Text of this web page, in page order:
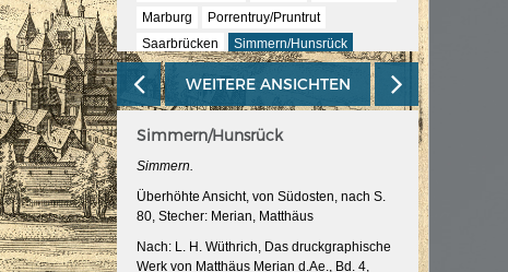
Marburg
Porrentruy/Pruntrut
Saarbrücken
Simmern/Hunsrück
Speyer
Wetzlar
WEITERE ANSICHTEN
Simmern/Hunsrück
Simmern.
Überhöhte Ansicht, von Südosten, nach S.
80, Stecher: Merian, Matthäus
Nach: L. H. Wüthrich, Das druckgraphische
Werk von Matthäus Merian d.Ae., Bd. 4,